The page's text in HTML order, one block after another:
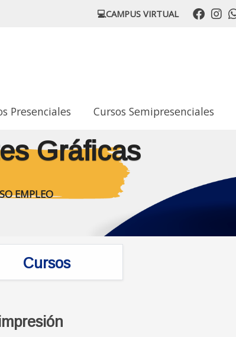
💻CAMPUS VIRTUAL
Presenciales Cursos Semipresenciales
Gráficas
EMPLEO
Cursos